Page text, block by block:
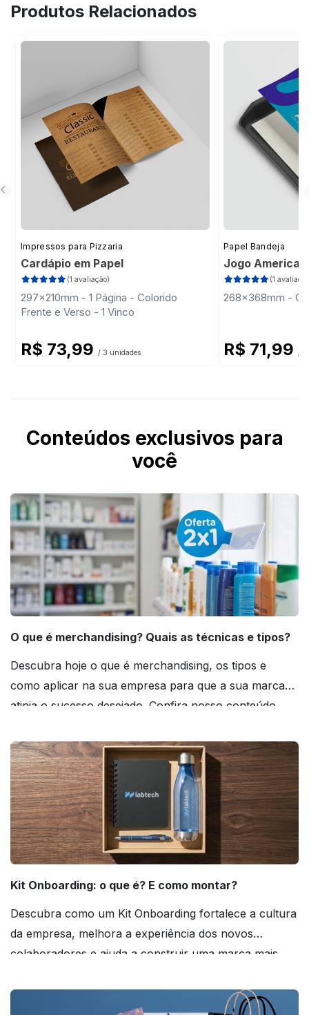
Produtos Relacionados
Impressos para Pizzaria
Cardápio em Papel
(1 avaliação)
297x210mm - 1 Página - Colorido
Frente e Verso - 1 Vinco
R$ 73,99 / 3 unidades
Papel Bandeja
Jogo
(1
268x368mm -
R$ 71,99 /
Conteúdos exclusivos para
você
O que é merchandising? Quais as técnicas e tipos?
Descubra hoje o que é merchandising, os tipos e
como aplicar na sua empresa para que a sua marca
atinja o sucesso desejado. Confira nosso conteúdo
Kit Onboarding: o que é? E como montar?
Descubra como um Kit Onboarding fortalece a cultura
da empresa, melhora a experiência dos novos
colaboradores e ajuda a construir uma marca mais